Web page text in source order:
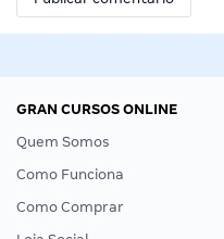
GRAN CURSOS ONLINE
Quem Somos
Como Funciona
Como Comprar